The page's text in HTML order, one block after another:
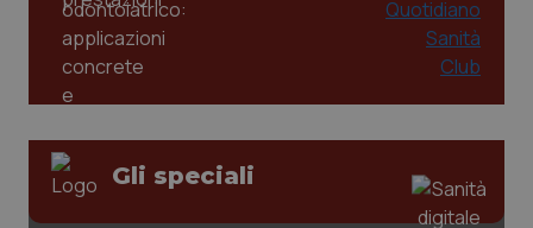
Gli speciali
CookieScriptConsent
CookieScript
www.quotidianosanita.it